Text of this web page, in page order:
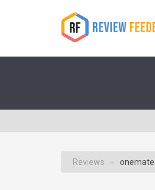
Reviews → onemate